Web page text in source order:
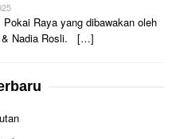
Raya yang dibawakan oleh
& Nadia Rosli. […]